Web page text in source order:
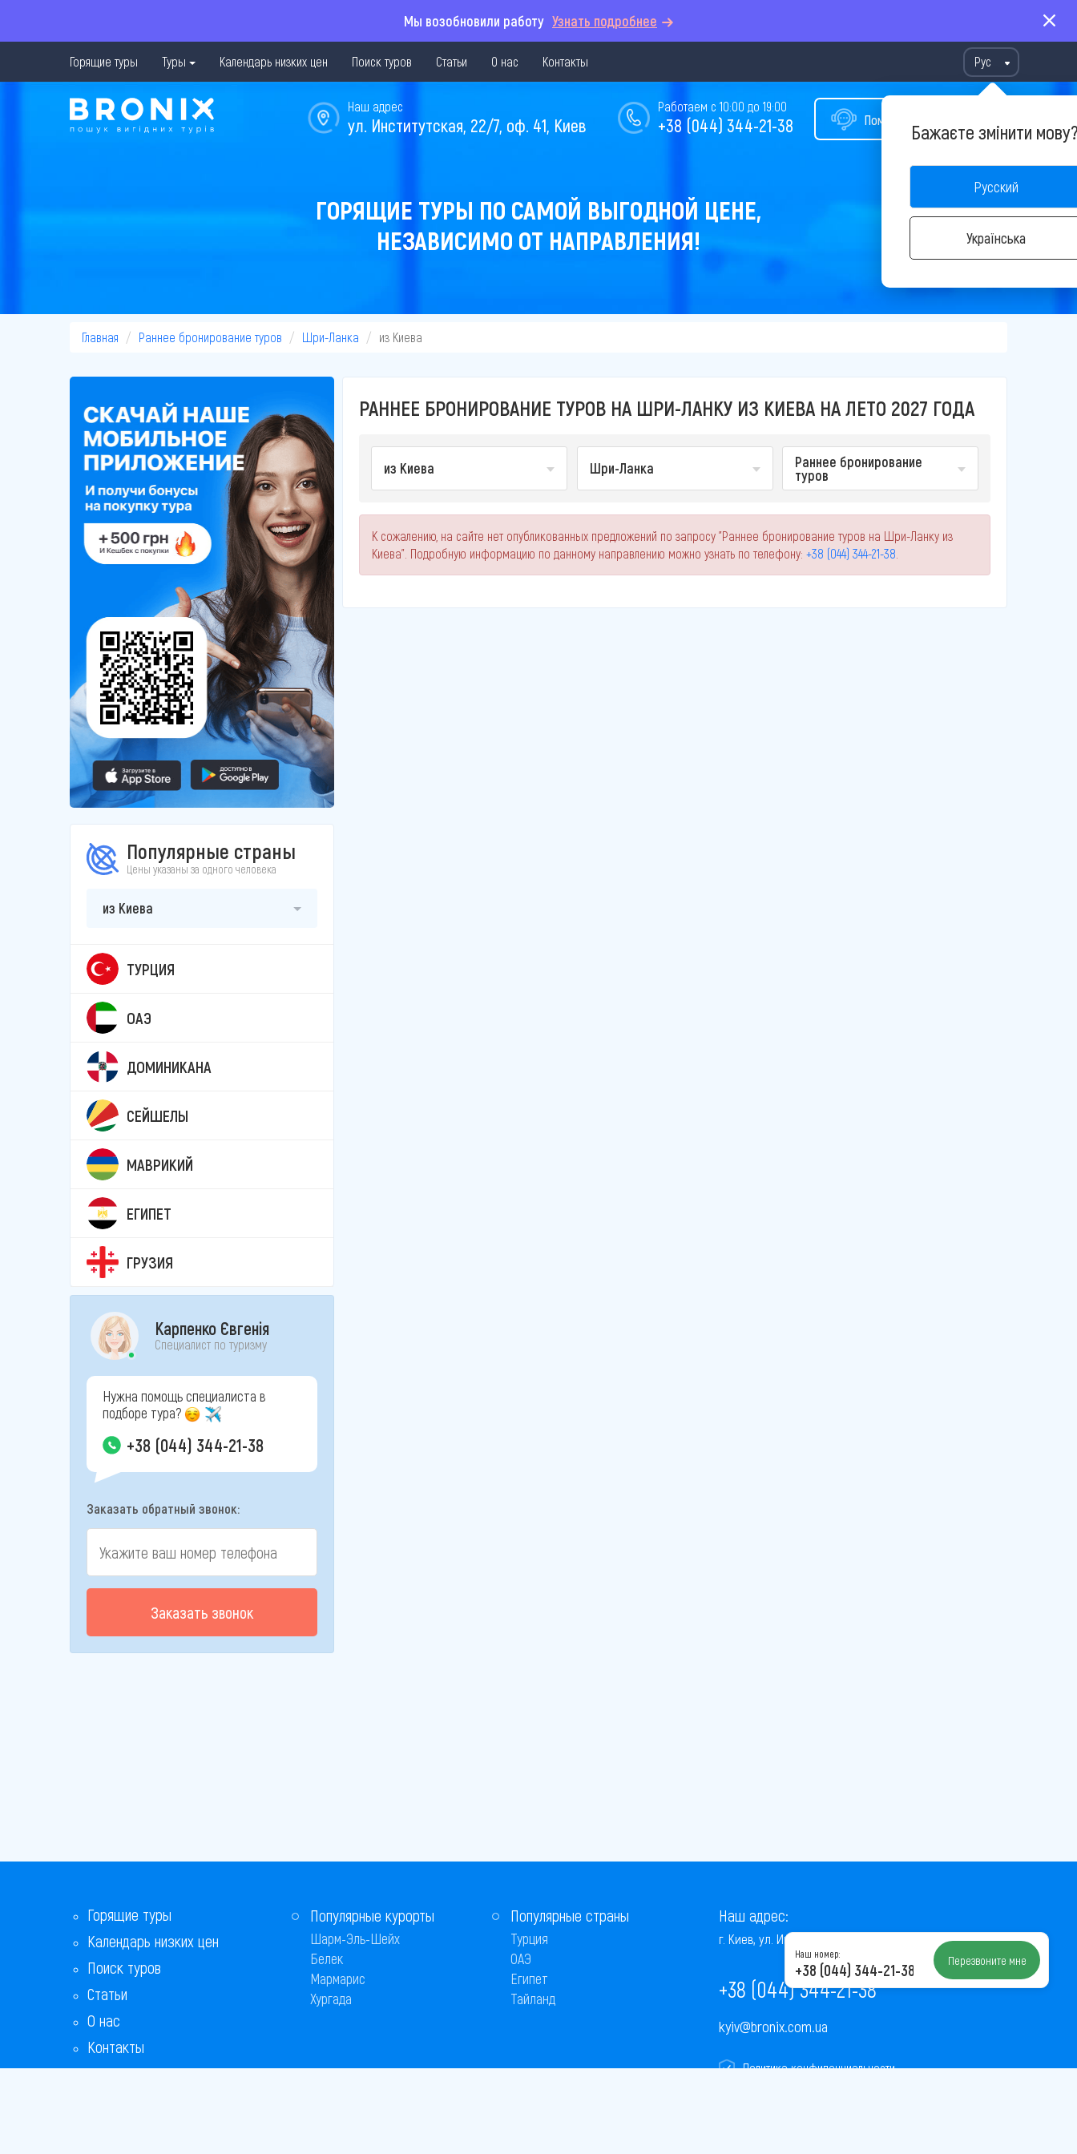
Мы возобновили работу Узнать подробнее
Горящие туры Туры Календарь низких цен Поиск туров Статьи О нас Контакты Рус
Бажаєте змінити
Русский
Українська
Помощь в подборе тура
Работаем с 10:00 до 19:00
+38 (044) 344-21-38
Наш адрес
ул. Институтская, 22/7, оф. 41, Киев
ГОРЯЩИЕ ТУРЫ ПО САМОЙ ВЫГОДНОЙ ЦЕНЕ,
НЕЗАВИСИМО ОТ НАПРАВЛЕНИЯ!
Главная Раннее бронирование туров Шри-Ланка из Киева
Популярные страны
Цены указаны за одного человека
из Киева
ТУРЦИЯ
ОАЭ
ДОМИНИКАНА
СЕЙШЕЛЫ
МАВРИКИЙ
ЕГИПЕТ
ГРУЗИЯ
Карпенко Євгенія
Специалист по туризму
Нужна помощь специалиста в
подборе тура?
+38 (044) 344-21-38
Заказать обратный звонок:
Заказать звонок
РАННЕЕ БРОНИРОВАНИЕ ТУРОВ НА ШРИ-ЛАНКУ ИЗ КИЕВА НА ЛЕТО 2027 ГОДА
из Киева Шри-Ланка Раннее бронирование
туров
К сожалению, на сайте нет опубликованных предложений по запросу "Раннее бронирование туров на Шри-Ланку из
Киева". Подробную информацию по данному направлению можно узнать по телефону: +38 (044) 344-21-38
Горящие туры
Календарь низких цен
Поиск туров
Статьи
О нас
Контакты
Бонусная программа
Популярные курорты
Шарм-Эль-Шейх
Белек
Мармарис
Хургада
Популярные страны
Турция
ОАЭ
Египет
Тайланд
Наш адрес:
г. Киев, ул. Институтская, 22/7, оф. 41
+38 (044) 344-21-38
kyiv@bronix.com.ua
Политика конфиденциальности
Наш номер:
+38 (044) 344-21-38 Перезвоните мне